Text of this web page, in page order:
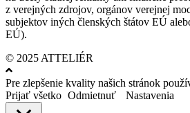
z verejných zdrojov, orgánov verejnej
subjektov iných členských štátov EÚ
EÚ).
© 2025 ATTELIÉR
Pre zlepšenie kvality našich stránok
Prijať všetko Odmietnuť Nastavenia